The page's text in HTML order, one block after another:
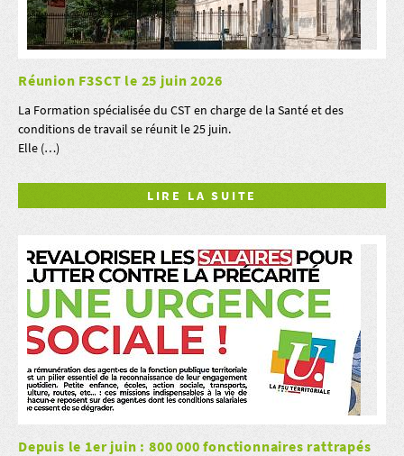
Réunion F3SCT le 25 juin 2026
La Formation spécialisée du CST en charge de la Santé et des
conditions de travail se réunit le 25 juin.
Elle (…)
LIRE LA SUITE
Depuis le 1er juin : 800 000 fonctionnaires rattrapés